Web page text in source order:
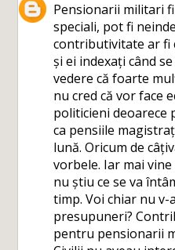
Pensionarii militari
speciali, pot fi
contributivitate ar fi
și ei indexați când
vedere că foarte
nu cred că vor face
politicieni deoarece
ca pensiile
lună. Oricum de
vorbele. Iar mai
nu știu ce se va
timp. Voi chiar nu v-
presupuneri?
pentru pensionarii